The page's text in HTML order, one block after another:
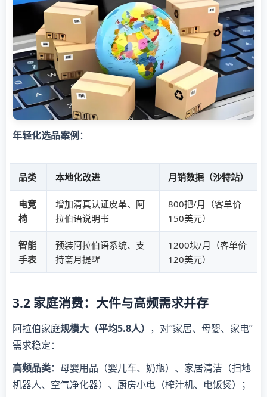
年轻化选品案例 ：
品类 本地化改进 月销数据（沙特站）
电竞
椅
增加清真认证皮革、阿
拉伯语说明书
800把/月（客单价
150美元）
智能
手表
预装阿拉伯语系统、支
持斋月提醒
1200块/月（客单价
120美元）
3.2 家庭消费：大件与高频需求并存
阿拉伯家庭规模大（平均5.8人） ，对“家居、母婴、家电”
需求稳定：
高频品类：母婴用品（婴儿车、奶瓶）、家居清洁（扫地
机器人、空气净化器）、厨房小电（榨汁机、电饭煲）；